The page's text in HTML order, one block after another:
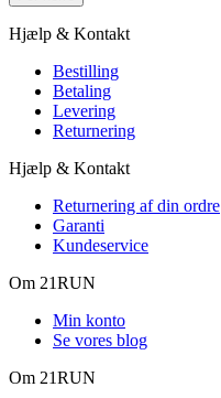
Hjælp & Kontakt
Bestilling
Betaling
Levering
Returnering
Hjælp & Kontakt
Returnering af din ordre
Garanti
Kundeservice
Om 21RUN
Min konto
Se vores blog
Om 21RUN